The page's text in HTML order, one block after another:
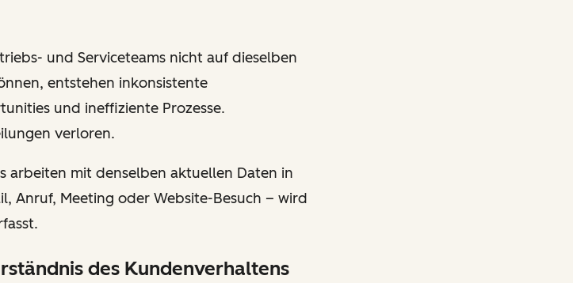
und Serviceteams nicht auf dieselben
entstehen inkonsistente
und ineffiziente Prozesse.
verloren.
arbeiten mit denselben aktuellen Daten in
Anruf, Meeting oder Website-Besuch – wird
des Kundenverhaltens